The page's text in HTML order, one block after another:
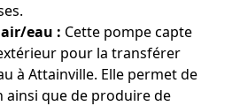
eau : Cette pompe capte
pour la transférer
à Attainville. Elle permet de
ainsi que de produire de